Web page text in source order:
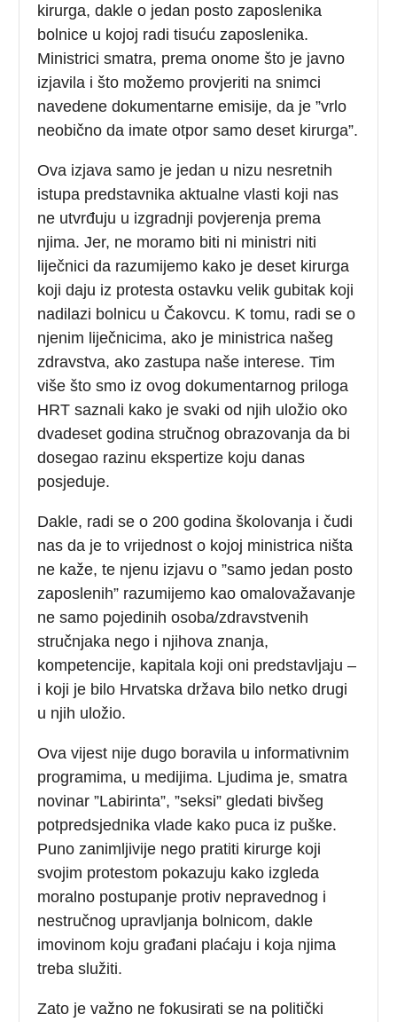
kirurga, dakle o jedan posto zaposlenika
bolnice u kojoj radi tisuću zaposlenika.
Ministrici smatra, prema onome što je javno
izjavila i što možemo provjeriti na snimci
navedene dokumentarne emisije, da je ”vrlo
neobično da imate otpor samo deset kirurga”.
Ova izjava samo je jedan u nizu nesretnih
istupa predstavnika aktualne vlasti koji nas
ne utvrđuju u izgradnji povjerenja prema
njima. Jer, ne moramo biti ni ministri niti
liječnici da razumijemo kako je deset kirurga
koji daju iz protesta ostavku velik gubitak koji
nadilazi bolnicu u Čakovcu. K tomu, radi se o
njenim liječnicima, ako je ministrica našeg
zdravstva, ako zastupa naše interese. Tim
više što smo iz ovog dokumentarnog priloga
HRT saznali kako je svaki od njih uložio oko
dvadeset godina stručnog obrazovanja da bi
dosegao razinu ekspertize koju danas
posjeduje.
Dakle, radi se o 200 godina školovanja i čudi
nas da je to vrijednost o kojoj ministrica ništa
ne kaže, te njenu izjavu o ”samo jedan posto
zaposlenih” razumijemo kao omalovažavanje
ne samo pojedinih osoba/zdravstvenih
stručnjaka nego i njihova znanja,
kompetencije, kapitala koji oni predstavljaju –
i koji je bilo Hrvatska država bilo netko drugi
u njih uložio.
Ova vijest nije dugo boravila u informativnim
programima, u medijima. Ljudima je, smatra
novinar ”Labirinta”, ”seksi” gledati bivšeg
potpredsjednika vlade kako puca iz puške.
Puno zanimljivije nego pratiti kirurge koji
svojim protestom pokazuju kako izgleda
moralno postupanje protiv nepravednog i
nestručnog upravljanja bolnicom, dakle
imovinom koju građani plaćaju i koja njima
treba služiti.
Zato je važno ne fokusirati se na politički